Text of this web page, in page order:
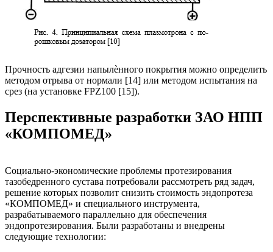
Прочность адгезии напылѐнного покрытия можно определить
методом отрыва от нормали [14] или методом испытания на
срез (на установке FPZ100 [15]).
Перспективные разработки ЗАО НПП
«КОМПОМЕД»
Социально-экономические проблемы протезирования
тазобедренного сустава потребовали рассмотреть ряд задач,
решение которых позволит снизить стоимость эндопротеза
«КОМПОМЕД» и специального инструмента,
разрабатываемого параллельно для обеспечения
эндопротезирования. Были разработаны и внедрены
следующие технологии: